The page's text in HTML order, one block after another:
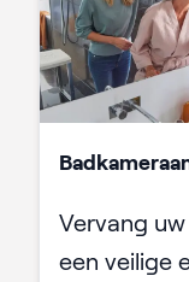
Vervang
een veilige